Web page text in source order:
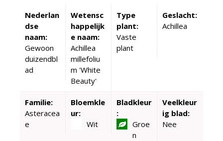
Nederlan
dse
naam:
Gewoon
duizendbl
ad
Wetensc
happelijk
e naam:
Achillea
millefoliu
m 'White
Beauty'
Type
plant:
Vaste
plant
Geslacht:
Achillea
Familie:
Asteracea
e
Bloemkle
ur:
Wit
Bladkleur
:
Groe
n
Veelkleur
ig blad:
Nee